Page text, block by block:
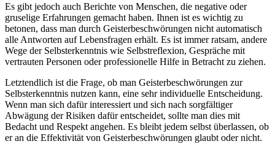
Es gibt‌ jedoch​ auch Berichte von ⁣Menschen, die negative oder
gruselige ‌Erfahrungen gemacht haben. Ihnen ist es⁤ wichtig zu​
betonen,‍ dass man durch ⁢Geisterbeschwörungen nicht ​automatisch
alle Antworten‍ auf ⁤Lebensfragen erhält. Es ​ist​ immer ‍ratsam, andere
⁣Wege der Selbsterkenntnis wie Selbstreflexion, Gespräche mit
vertrauten Personen oder professionelle Hilfe ⁢in⁣ Betracht zu ⁣ziehen.
Letztendlich ist die Frage, ‍ob man Geisterbeschwörungen zur
Selbsterkenntnis ⁤nutzen⁤ kann, eine sehr⁣ individuelle Entscheidung.
Wenn man sich dafür interessiert und sich nach sorgfältiger
Abwägung der Risiken dafür entscheidet, sollte man‍ dies mit
Bedacht und Respekt angehen. Es bleibt jedem selbst überlassen, ob
er an die Effektivität von Geisterbeschwörungen‌ glaubt oder nicht.